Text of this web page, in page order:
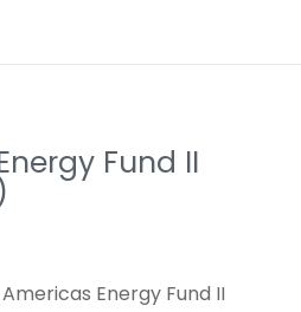
Fund II
Energy Fund II